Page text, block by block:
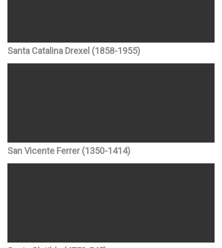
Santa Catalina Drexel (1858-1955)
San Vicente Ferrer (1350-1414)